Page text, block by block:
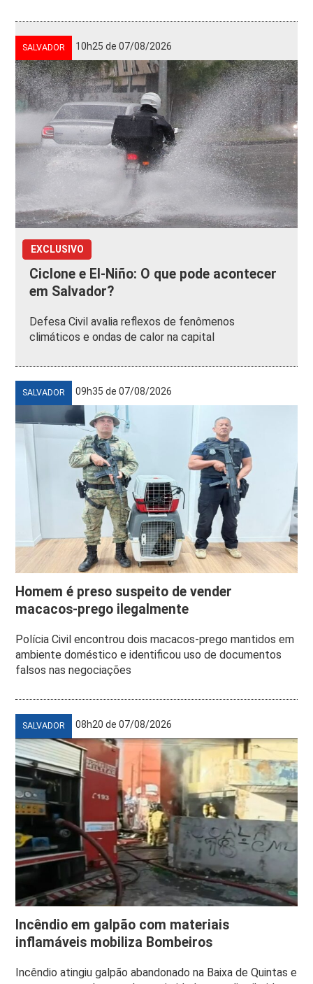
SALVADOR 10h25 de 07/08/2026
EXCLUSIVO
Ciclone e El-Niño: O que pode acontecer
em Salvador?
Defesa Civil avalia reflexos de fenômenos
climáticos e ondas de calor na capital
SALVADOR 09h35 de 07/08/2026
Homem é preso suspeito de vender
macacos-prego ilegalmente
Polícia Civil encontrou dois macacos-prego mantidos em
ambiente doméstico e identificou uso de documentos
falsos nas negociações
SALVADOR 08h20 de 07/08/2026
Incêndio em galpão com materiais
inflamáveis mobiliza Bombeiros
Incêndio atingiu galpão abandonado na Baixa de Quintas e